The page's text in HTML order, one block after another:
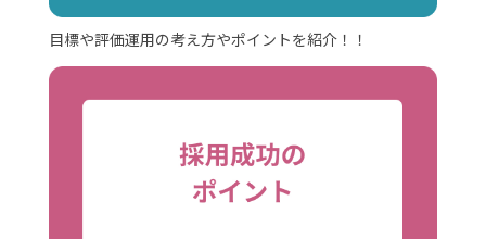
目標や評価運用の考え方やポイントを紹介！！